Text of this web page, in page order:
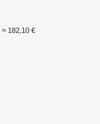
≈ 182,10 €